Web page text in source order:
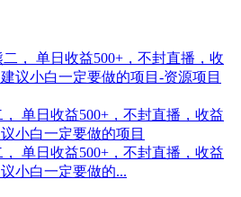
单日收益500+，不封直播，收益
小白一定要做的项目
单日收益500+，不封直播，收益
小白一定要做的...